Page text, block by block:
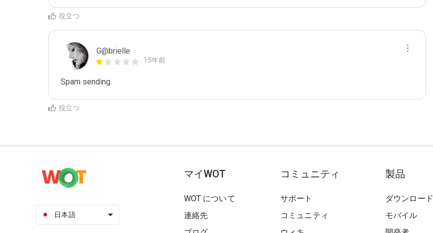
役立つ
G@brielle
15年前
Spam sending.
役立つ
日本語
マイWOT
WOT について
連絡先
コミュニティ
サポート
コミュニティ
製品
ダウンロード
モバイル